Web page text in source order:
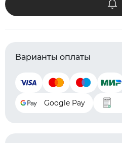
Варианты оплаты
Google Pay